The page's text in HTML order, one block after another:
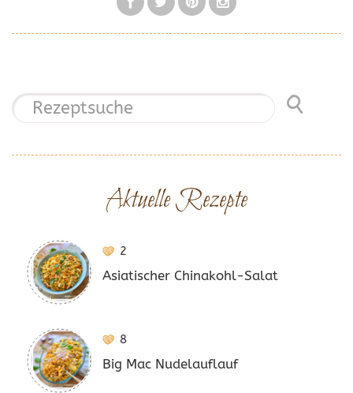
Aktuelle Rezepte
2
Asiatischer Chinakohl-Salat
8
Big Mac Nudelauflauf